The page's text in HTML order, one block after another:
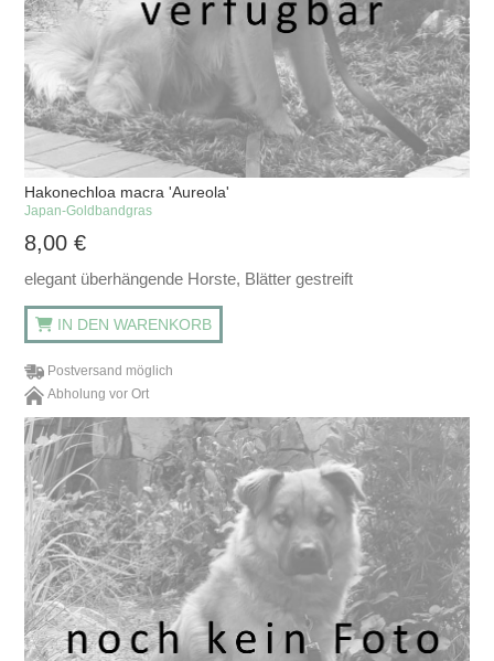
Hakonechloa macra 'Aureola'
Japan-Goldbandgras
8,00€
elegant überhängende Horste, Blätter gestreift
IN DEN WARENKORB
Postversand möglich
Abholung vor Ort